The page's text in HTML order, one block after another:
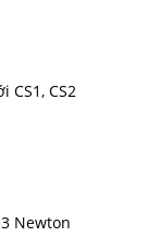
CS1, CS2
Newton